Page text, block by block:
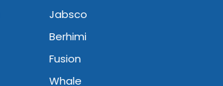
Jabsco
Berhimi
Fusion
Whale